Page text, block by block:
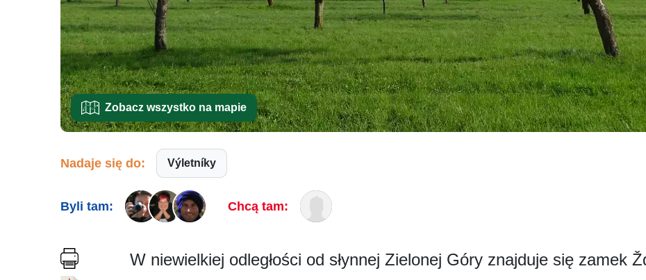
Zobacz wszystko na mapie
Nadaje się do: Výletníky
Byli tam: Chcą tam:
W niewielkiej odległości od słynnej Zielonej Góry znajduje się zamek